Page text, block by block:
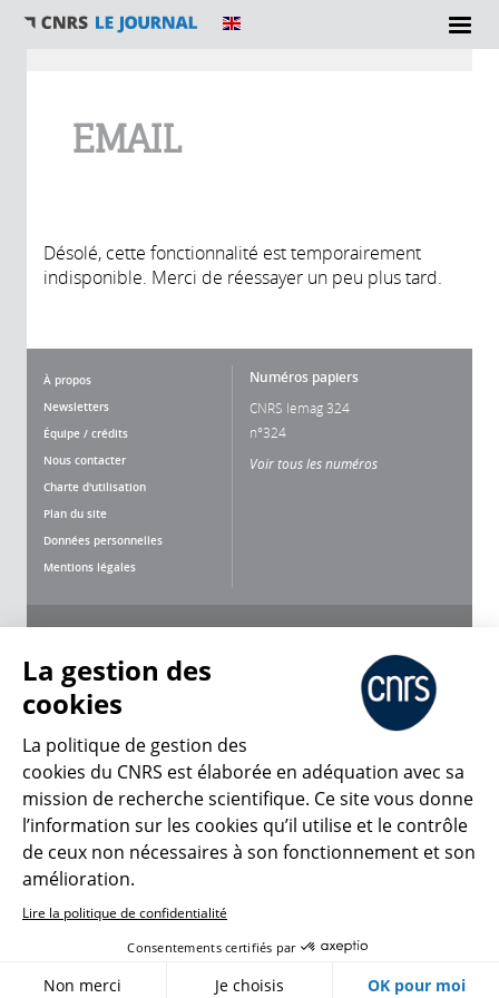
EMAIL
Désolé, cette fonctionnalité est temporairement
indisponible. Merci de réessayer un peu plus tard.
À propos
Newsletters
Équipe / crédits
Nous contacter
Charte d'utilisation
Plan du site
Données personnelles
Mentions légales
Numéros papiers
CNRS lemag 324
n°324
Voir tous les numéros
CNRS Le Mag
© 2026, CNRS
Créer un compte Se connecter
Gestion des cookies
La gestion des
cookies
La politique de gestion des
cookies du CNRS est élaborée en adéquation avec sa
mission de recherche scientifique. Ce site vous donne
l’information sur les cookies qu’il utilise et le contrôle
de ceux non nécessaires à son fonctionnement et son
amélioration.
Lire la politique de confidentialité
Consentements certifiés par
Non merci Je choisis OK pour moi